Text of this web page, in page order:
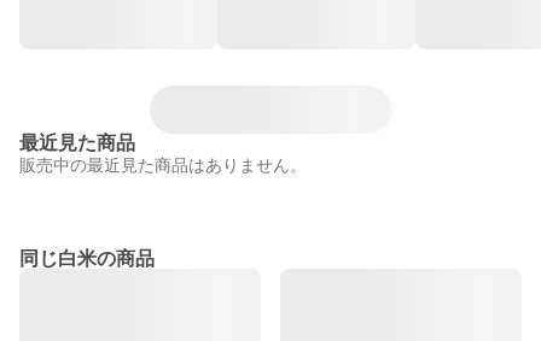
最近見た商品
販売中の最近見た商品はありません。
同じ白米の商品